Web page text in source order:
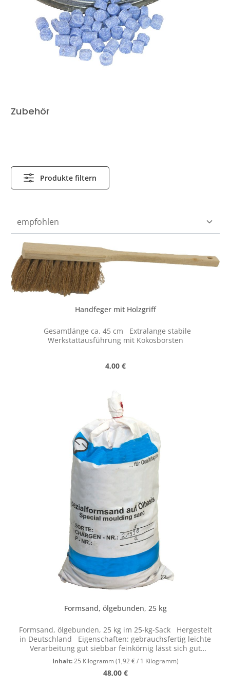
Zubehör
Produkte filtern
Handfeger mit Holzgriff
Gesamtlänge ca. 45 cm Extralange stabile
Werkstattausführung mit Kokosborsten
Regulärer Preis:
4,00 €
Formsand, ölgebunden, 25 kg
Formsand, ölgebunden, 25 kg im 25-kg-Sack Hergestelt
in Deutschland Eigenschaften: gebrauchsfertig leichte
Verarbeitung gut siebbar feinkörnig lässt sich gut
komprimieren - stampfen detaillierte
Abformeigenschaften (auch für filigrane Konturen) lange
Lagerfähigkeit keine Trocknungs- bzw. Wartezeit nach
Inhalt:25 Kilogramm (1,92 € / 1 Kilogramm)
Regulärer Preis:
48,00 €